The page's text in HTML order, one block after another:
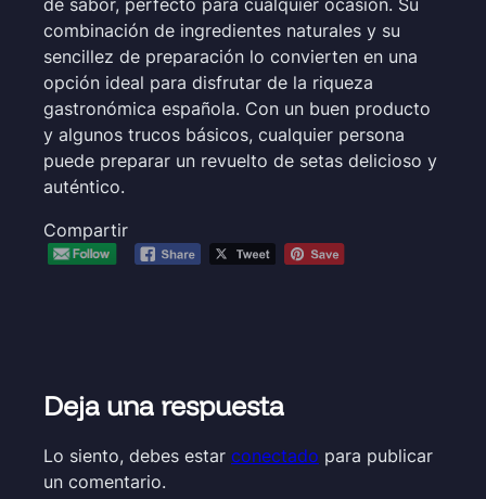
combinación de ingredientes naturales y su
sencillez de preparación lo convierten en una
opción ideal para disfrutar de la riqueza
gastronómica española. Con un buen producto
y algunos trucos básicos, cualquier persona
puede preparar un revuelto de setas delicioso y
auténtico.
Compartir
Deja una respuesta
Lo siento, debes estar conectado para publicar
un comentario.